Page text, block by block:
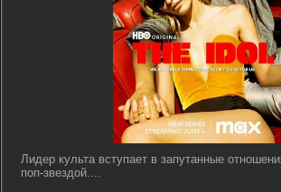
Лидер культа вступает в запутанные
поп-звездой....